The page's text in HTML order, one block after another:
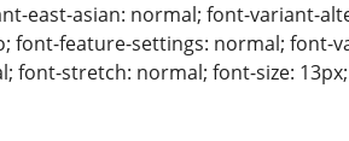
east-asian: normal; font-variant-
font-feature-settings: normal; font-
stretch: normal; font-size: